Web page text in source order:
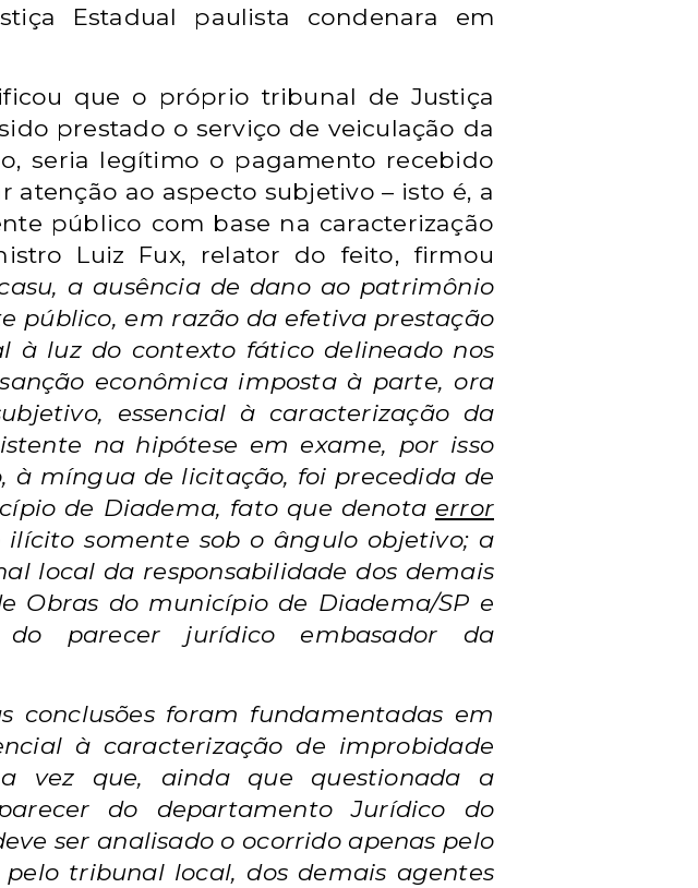
Estadual paulista condenara em
que o próprio tribunal de Justiça
prestado o serviço de veiculação da
seria legítimo o pagamento recebido
atenção ao aspecto subjetivo – isto é, a
público com base na caracterização
Luiz Fux, relator do feito, firmou
a ausência de dano ao patrimônio
público, em razão da efetiva prestação
à luz do contexto fático delineado nos
econômica imposta à parte, ora
essencial à caracterização da
na hipótese em exame, por isso
à míngua de licitação, foi precedida de
de Diadema, fato que denota error
somente sob o ângulo objetivo; a
local da responsabilidade dos demais
Obras do município de Diadema/SP e
do parecer jurídico embasador da
conclusões foram fundamentadas em
à caracterização de improbidade
vez que, ainda que questionada a
do departamento Jurídico do
ser analisado o ocorrido apenas pelo
tribunal local, dos demais agentes